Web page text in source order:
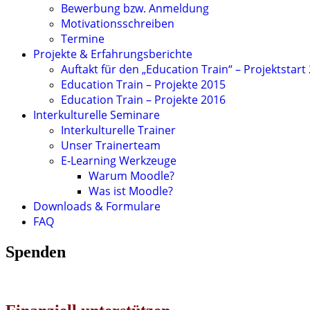
Bewerbung bzw. Anmeldung
Motivationsschreiben
Termine
Projekte & Erfahrungsberichte
Auftakt für den „Education Train“ – Projektstart
Education Train – Projekte 2015
Education Train – Projekte 2016
Interkulturelle Seminare
Interkulturelle Trainer
Unser Trainerteam
E-Learning Werkzeuge
Warum Moodle?
Was ist Moodle?
Downloads & Formulare
FAQ
Spenden